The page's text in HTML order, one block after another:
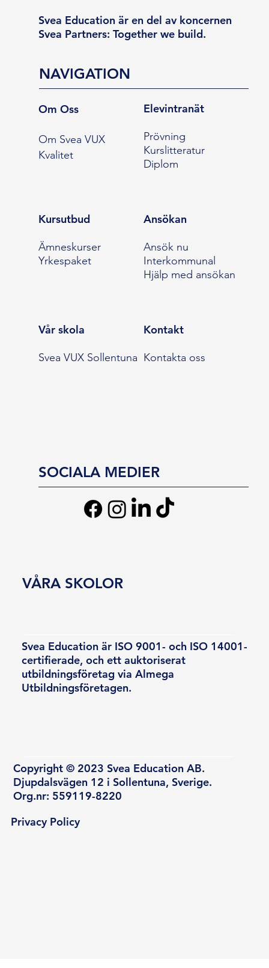
Svea Education är en del av koncernen
Svea Partners: Together we build.
NAVIGATION
Om Oss
Om Svea VUX
Kvalitet
Elevintranät
Prövning
Kurslitteratur
Diplom
Kursutbud
Ämneskurser
Yrkespaket
Ansökan
Ansök nu
Interkommunal
Hjälp med ansökan
Vår skola
Svea VUX Sollentuna
Kontakt
Kontakta oss
SOCIALA MEDIER
Svea Education är ISO 9001- och ISO 14001-
certifierade, och ett auktoriserat
utbildningsföretag via Almega
Utbildningsföretagen.
Copyright © 2023 Svea Education AB.
Djupdalsvägen 12 i Sollentuna, Sverige.
Org.nr: 559119-8220
VÅRA SKOLOR
Privacy Policy